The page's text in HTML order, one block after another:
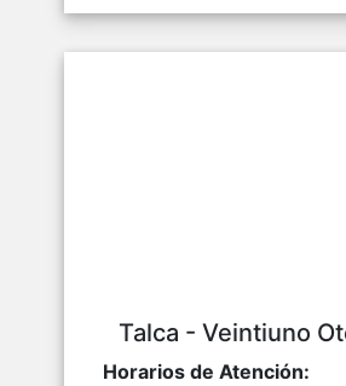
Talca - Veintiuno
Horarios de Atención: